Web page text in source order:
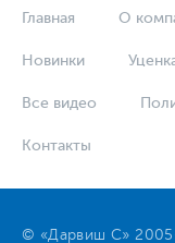
Главная О
Новинки
Все видео
Контакты
© «Дарвиш С»